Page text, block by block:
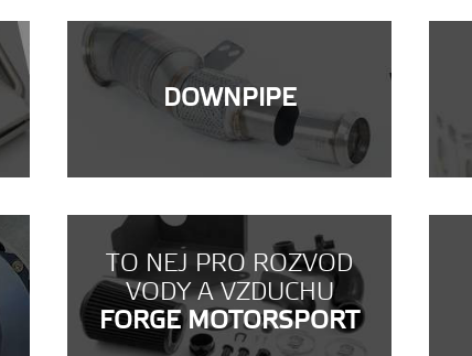
DOWNPIPE
TO NEJ PRO ROZVOD
VODY A VZDUCHU
FORGE MOTORSPORT